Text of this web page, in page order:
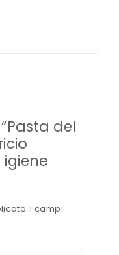
del
I campi